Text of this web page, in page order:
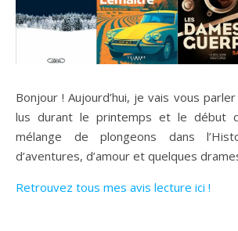
Bonjour ! Aujourd’hui, je vais vous parler des livres que j’ai
lus durant le printemps et le début
mélange de plongeons dans
d’aventures, d’amour et quelques
Retrouvez tous mes avis lecture ici !